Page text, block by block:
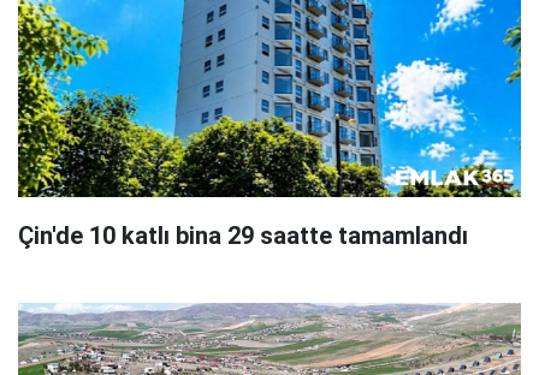
Çin'de 10 katlı bina 29 saatte tamamlandı